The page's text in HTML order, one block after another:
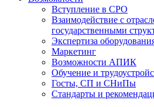
Вступление в СРО
Взаимодействие с
государственными
Экспертиза
Маркетинг
Возможности АПИК
Обучение и
Госты, СП и СНиПы
Стандарты и